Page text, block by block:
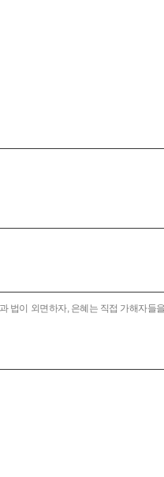
이 외면하자, 은혜는 직접 가해자